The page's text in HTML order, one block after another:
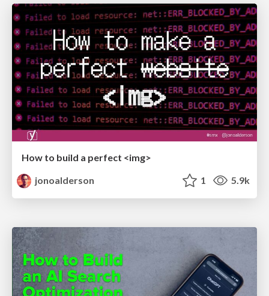
How to build a perfect <img>
jonoalderson
1 5.9k